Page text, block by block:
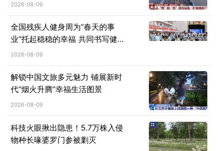
2026-08-09
全国残疾人健身周为“春天的事
业”托起稳稳的幸福 共同书写健康
生活答卷
2026-08-09
解锁中国文旅多元魅力 铺展新时
代“烟火升腾”幸福生活图景
2026-08-09
科技火眼揪出隐患！5.7万株入侵
物种长喙婆罗门参被剿灭